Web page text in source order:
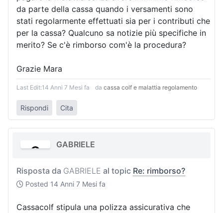
da parte della cassa quando i versamenti sono
stati regolarmente effettuati sia per i contributi che
per la cassa? Qualcuno sa notizie più specifiche in
merito? Se c'è rimborso com'è la procedura?
Grazie Mara
Last Edit:14 Anni 7 Mesi fa da cassa colf e malattia regolamento
Rispondi Cita
GABRIELE
Risposta da GABRIELE al topic Re: rimborso?
Posted 14 Anni 7 Mesi fa
Cassacolf stipula una polizza assicurativa che